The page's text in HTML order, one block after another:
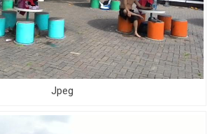
Jpeg